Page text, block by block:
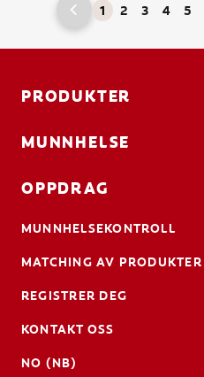
1 2 3 4 5
PRODUKTER
MUNNHELSE
OPPDRAG
MUNNHELSEKONTROLL
MATCHING AV PRODUKTER
REGISTRER DEG
KONTAKT OSS
NO (NB)